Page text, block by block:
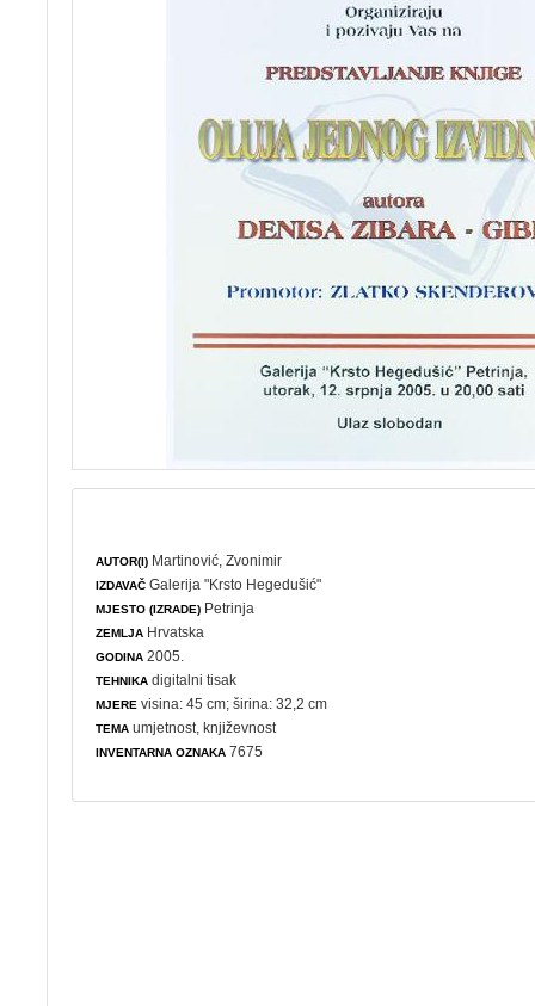
AUTOR(I) Martinović, Zvonimir
IZDAVAČ Galerija "Krsto Hegedušić"
MJESTO (IZRADE) Petrinja
ZEMLJA Hrvatska
GODINA 2005.
TEHNIKA digitalni tisak
MJERE visina: 45 cm; širina: 32,2 cm
TEMA umjetnost ,književnost
INVENTARNA OZNAKA 7675